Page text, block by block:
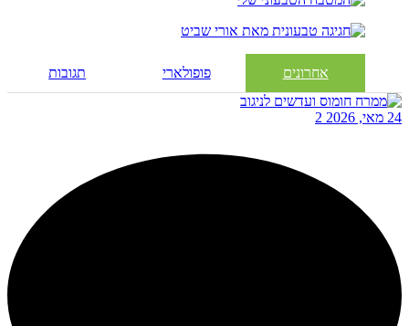
אחרונים פופולארי תגובות
24 מאי, 2026 2